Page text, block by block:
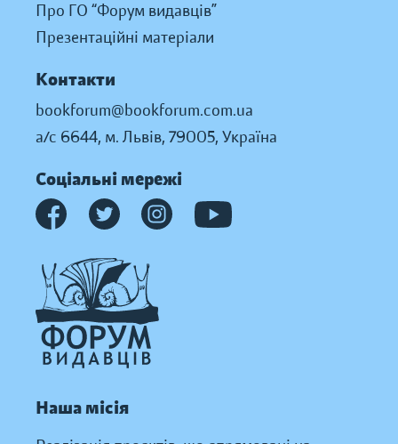
Про ГО “Форум видавців”
Презентаційні матеріали
Контакти
bookforum@bookforum.com.ua
а/с 6644, м. Львів, 79005, Україна
Соціальні мережі
Наша місія